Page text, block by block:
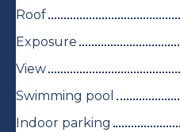
Roof
Exposure
View
Swimming pool
Indoor parking